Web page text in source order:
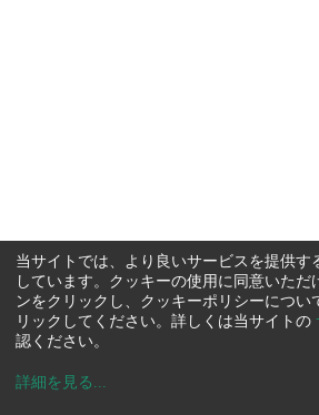
当サイトでは、より良いサービスを提供す
しています。クッキーの使用に同意いただ
ンをクリックし、クッキーポリシーについ
リックしてください。詳しくは当サイトの
認ください。
詳細を見る ...